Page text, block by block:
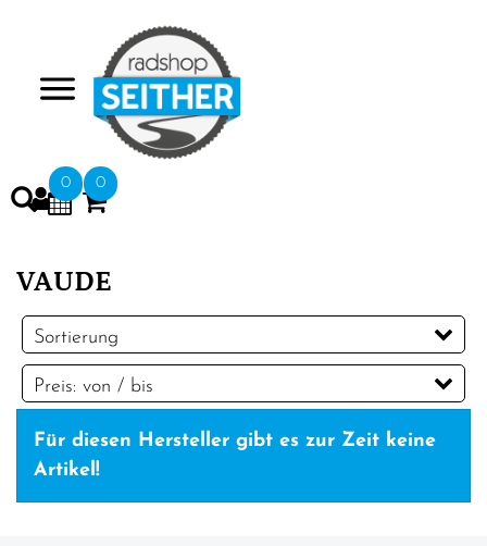
0 0
VAUDE
Sortierung
Preis: von / bis
Für diesen Hersteller gibt es zur Zeit keine
Artikel!